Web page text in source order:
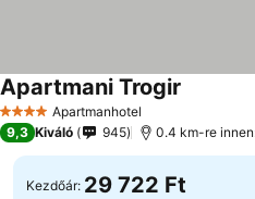
4 KategóriaApartmanhotel
Apartmani Trogir
9,3 Kiváló 945 0.4 km-re
Kezdőár: 29 722 Ft